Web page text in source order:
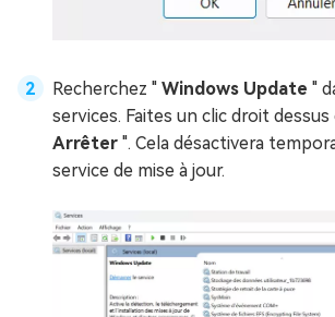
Recherchez " Windows Update "
services. Faites un clic droit
Arrêter ". Cela désactivera
service de mise à jour.